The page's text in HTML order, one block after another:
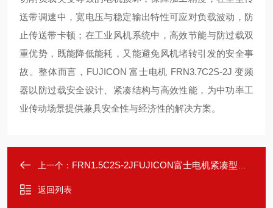
送带调速中，宽电压与稳定输出特性可应对负载波动，防
止传送带卡顿；在工业风机系统中，高效节能与防过载双
重优势，既能降低能耗，又能避免风机堵转引发的安全事
故。整体而言，FUJICON 富士电机 FRN3.7C2S-2J 变频
器以防过载安全设计、紧凑结构与高效性能，为中功率工
业传动场景提供兼具安全性与经济性的解决方案。
上一个： FRN1.5C2S-2JFUJICON富士电机紧凑型变频器高效节能
返回列表